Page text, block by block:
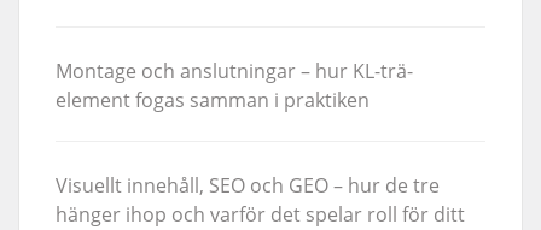
Montage och anslutningar – hur KL-trä-
element fogas samman i praktiken
Visuellt innehåll, SEO och GEO – hur de tre
hänger ihop och varför det spelar roll för ditt